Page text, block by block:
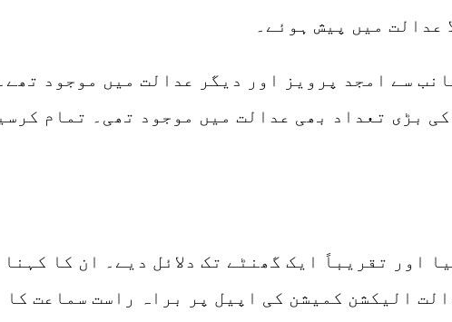
سے امجد پرویز اور دیگر عدالت میں موجود
بڑی تعداد بھی عدالت میں موجود تھی۔ تمام
اور تقریباً ایک گھنٹے تک دلائل دیے۔ ان کا
الیکشن کمیشن کی اپیل پر براہ راست سماعت